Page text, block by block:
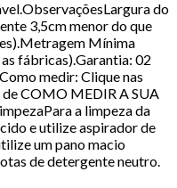
do
3,5cm menor do que
Mínima
fábricas).Garantia: 02
medir: Clique nas
COMO MEDIR A SUA
a limpeza da
e utilize aspirador de
um pano macio
de detergente neutro.